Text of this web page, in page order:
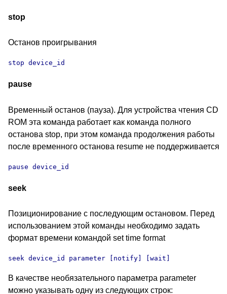
stop
Останов проигрывания
stop device_id
pause
Временный останов (пауза). Для устройства чтения CD
ROM эта команда работает как команда полного
останова stop, при этом команда продолжения работы
после временного останова resume не поддерживается
pause device_id
seek
Позиционирование с последующим остановом. Перед
использованием этой команды необходимо задать
формат времени командой set time format
seek device_id parameter [notify] [wait]
В качестве необязательного параметра parameter
можно указывать одну из следующих строк: